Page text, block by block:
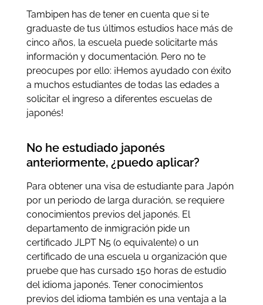
Tambipen has de tener en cuenta que si te
graduaste de tus últimos estudios hace más de
cinco años, la escuela puede solicitarte más
información y documentación. Pero no te
preocupes por ello: ¡Hemos ayudado con éxito
a muchos estudiantes de todas las edades a
solicitar el ingreso a diferentes escuelas de
japonés!
No he estudiado japonés
anteriormente, ¿puedo aplicar?
Para obtener una visa de estudiante para Japón
por un periodo de larga duración, se requiere
conocimientos previos del japonés. El
departamento de inmigración pide un
certificado JLPT N5 (o equivalente) o un
certificado de una escuela u organización que
pruebe que has cursado 150 horas de estudio
del idioma japonés. Tener conocimientos
previos del idioma también es una ventaja a la